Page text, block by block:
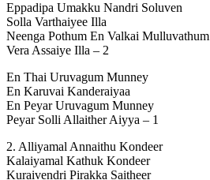
Eppadipa Umakku Nandri Soluven
Solla Varthaiyee Illa
Neenga Pothum En Valkai Mulluvathum
Vera Assaiye Illa – 2
En Thai Uruvagum Munney
En Karuvai Kanderaiyaa
En Peyar Uruvagum Munney
Peyar Solli Allaither Aiyya – 1
2. Alliyamal Annaithu Kondeer
Kalaiyamal Kathuk Kondeer
Kuraivendri Pirakka Saitheer